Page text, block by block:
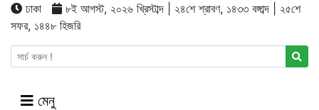
ঢাকা
৮ই আগস্ট, ২০২৬ খ্রিস্টাব্দ | ২৪শে শ্রাবণ, ১৪৩৩ বঙ্গাব্দ | ২৫শে
সফর, ১৪৪৮ হিজরি
মেনু